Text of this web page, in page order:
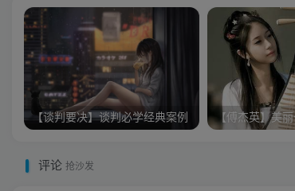
【谈判要决】谈判必学经典案例 【傅杰英】美
评论 抢沙发